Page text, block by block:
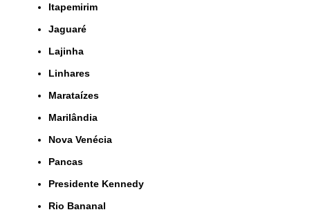
Itapemirim
Jaguaré
Lajinha
Linhares
Marataízes
Marilândia
Nova Venécia
Pancas
Presidente Kennedy
Rio Bananal